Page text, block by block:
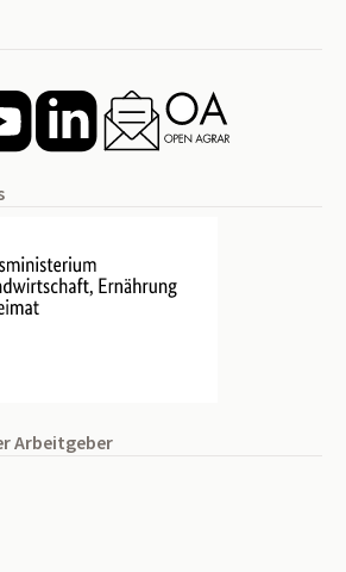
Arbeitgeber